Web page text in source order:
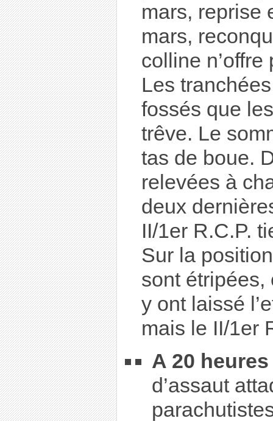
mars, reprise
mars,
colline
Les
fossés que
trêve. Le
tas de boue.
relevées à
deux
II/1er R.C.P.
Sur la
sont étripées,
y ont laissé
mais le II/1er
A 20 heures
d’assaut